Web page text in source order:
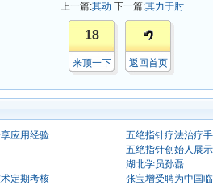
上一篇:其动 下一篇:其力于肘
18
来顶一下 返回首页
应用经验
定期考核
五绝指针疗法治疗
五绝指针创始人展
湖北学员孙磊
张宝增受聘为中国